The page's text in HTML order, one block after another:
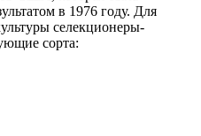
в 1976 году. Для
селекционеры-
сорта: